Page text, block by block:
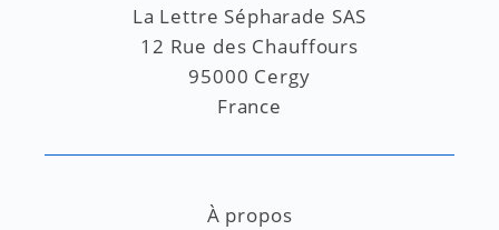
La Lettre Sépharade SAS
12 Rue des Chauffours
95000 Cergy
France
À propos